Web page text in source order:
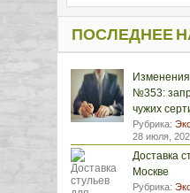
ПОСЛЕДНЕЕ
№353:
чужих
Рубрика:
28 июля,
Доставка
Москве
Рубрика: